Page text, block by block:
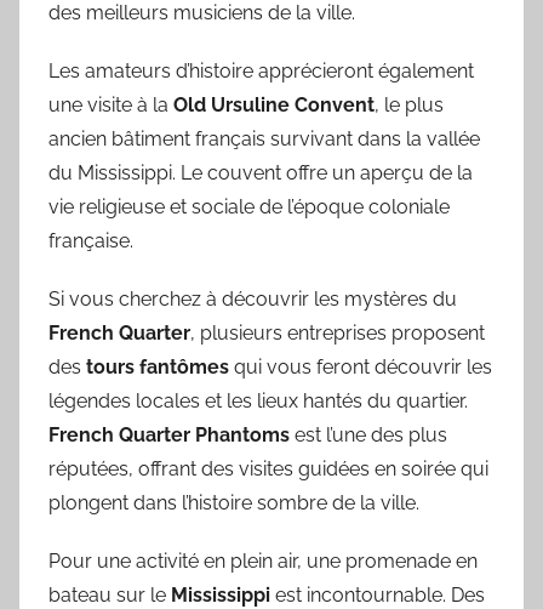
des meilleurs musiciens de la ville.
Les amateurs d’histoire apprécieront également
une visite à la Old Ursuline Convent, le plus
ancien bâtiment français survivant dans la vallée
du Mississippi. Le couvent offre un aperçu de la
vie religieuse et sociale de l’époque coloniale
française.
Si vous cherchez à découvrir les mystères du
French Quarter, plusieurs entreprises proposent
des tours fantômes qui vous feront découvrir les
légendes locales et les lieux hantés du quartier.
French Quarter Phantoms est l’une des plus
réputées, offrant des visites guidées en soirée qui
plongent dans l’histoire sombre de la ville.
Pour une activité en plein air, une promenade en
bateau sur le Mississippi est incontournable. Des